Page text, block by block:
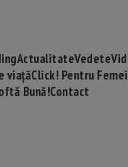
ActualitateVedete
viațăClick! Pentru Femei
Bună!Contact